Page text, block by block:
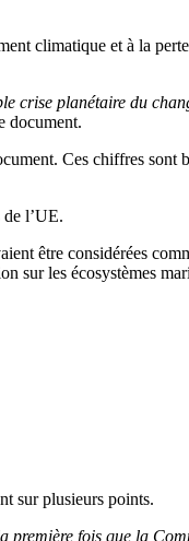
climatique et à la
crise planétaire du
document.
Ces chiffres sont
l’UE.
être considérées
sur les écosystèmes
sur plusieurs points.
fois que la